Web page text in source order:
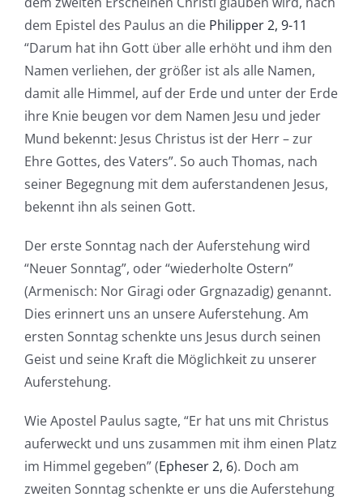
dem Epistel des Paulus an die Philipper 2, 9-11
“Darum hat ihn Gott über alle erhöht und ihm den
Namen verliehen, der größer ist als alle Namen,
damit alle Himmel, auf der Erde und unter der Erde
ihre Knie beugen vor dem Namen Jesu und jeder
Mund bekennt: Jesus Christus ist der Herr – zur
Ehre Gottes, des Vaters”. So auch Thomas, nach
seiner Begegnung mit dem auferstandenen Jesus,
bekennt ihn als seinen Gott.
Der erste Sonntag nach der Auferstehung wird
“Neuer Sonntag”, oder “wiederholte Ostern”
(Armenisch: Nor Giragi oder Grgnazadig) genannt.
Dies erinnert uns an unsere Auferstehung. Am
ersten Sonntag schenkte uns Jesus durch seinen
Geist und seine Kraft die Möglichkeit zu unserer
Auferstehung.
Wie Apostel Paulus sagte, “Er hat uns mit Christus
auferweckt und uns zusammen mit ihm einen Platz
im Himmel gegeben” (Epheser 2, 6). Doch am
zweiten Sonntag schenkte er uns die Auferstehung